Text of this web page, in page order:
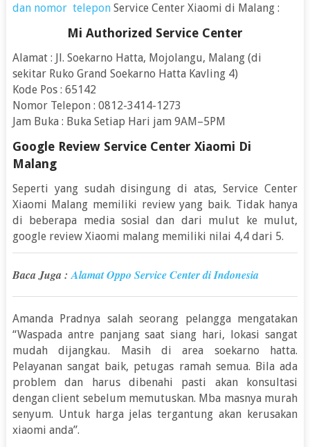
dan nomor teleponService Center Xiaomi di Malang :
Mi Authorized Service Center
Alamat : Jl. Soekarno Hatta, Mojolangu, Malang (di
sekitar Ruko Grand Soekarno Hatta Kavling 4)
Kode Pos : 65142
Nomor Telepon : 0812-3414-1273
Jam Buka : Buka Setiap Hari jam 9AM–5PM
Google Review Service Center Xiaomi Di
Malang
Seperti yang sudah disingung di atas, Service Center
Xiaomi Malang memiliki review yang baik. Tidak hanya
di beberapa media sosial dan dari mulut ke mulut,
google review Xiaomi malang memiliki nilai 4,4 dari 5.
Baca Juga :Alamat Oppo Service Center di Indonesia
Amanda Pradnya salah seorang pelangga mengatakan
“Waspada antre panjang saat siang hari, lokasi sangat
mudah dijangkau. Masih di area soekarno hatta.
Pelayanan sangat baik, petugas ramah semua. Bila ada
problem dan harus dibenahi pasti akan konsultasi
dengan client sebelum memutuskan. Mba masnya murah
senyum. Untuk harga jelas tergantung akan kerusakan
xiaomi anda”.